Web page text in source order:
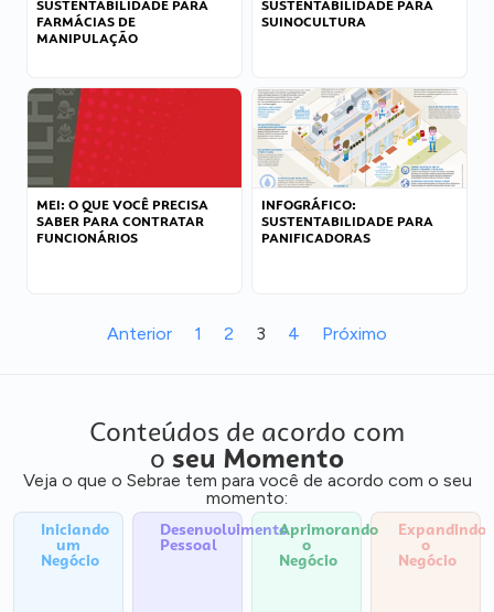
SUSTENTABILIDADE PARA
FARMÁCIAS DE
MANIPULAÇÃO
SUSTENTABILIDADE PARA
SUINOCULTURA
MEI: O QUE VOCÊ PRECISA
SABER PARA CONTRATAR
FUNCIONÁRIOS
INFOGRÁFICO:
SUSTENTABILIDADE PARA
PANIFICADORAS
Anterior 1 2 3 4 Próximo
Conteúdos de acordo com
o seu Momento
Veja o que o Sebrae tem para você de acordo com o seu
momento:
Iniciando
um
Negócio
Desenvolvimento
Pessoal
Aprimorando
o
Negócio
Expandindo
o
Negócio